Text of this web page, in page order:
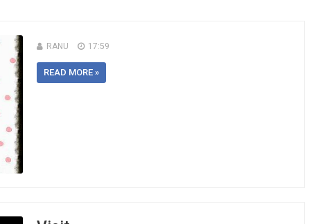
RANU 17:59
READ MORE »